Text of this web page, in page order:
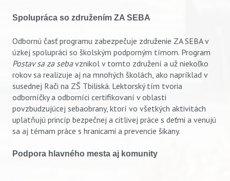
Spolupráca so združením ZA SEBA
Odbornú časť programu zabezpečuje združenie ZA SEBA v
úzkej spolupráci so školským podporným tímom. Program
Postav sa za sebavznikol v tomto združení a už niekoľko
rokov sa realizuje aj na mnohých školách, ako napríklad v
susednej Rači na ZŠ Tbiliská. Lektorský tím tvoria
odborníčky a odborníci certifikovaní v oblasti
povzbudzujúcej sebaobrany, ktorí vo všetkých aktivitách
uplatňujú princíp bezpečnej a citlivej práce s deťmi a venujú
sa aj témam práce s hranicami a prevencie šikany.
Podpora hlavného mesta aj komunity